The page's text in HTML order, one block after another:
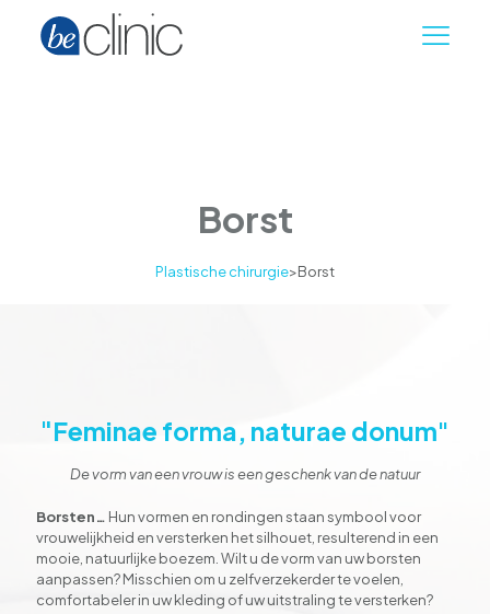
Borst
Plastische chirurgie>Borst
"Feminae forma, naturae donum"
De vorm van een vrouw is een geschenk van de natuur
Borsten… Hun vormen en rondingen staan symbool voor
vrouwelijkheid en versterken het silhouet, resulterend in een
mooie, natuurlijke boezem. Wilt u de vorm van uw borsten
aanpassen? Misschien om u zelfverzekerder te voelen,
comfortabeler in uw kleding of uw uitstraling te versterken?